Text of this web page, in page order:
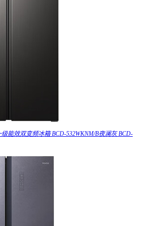
能效双变频冰箱 BCD-532WKNM/B夜澜灰 BCD-